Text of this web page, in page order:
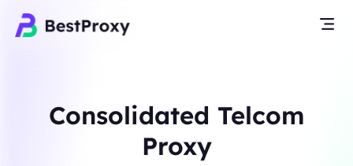
Consolidated Telcom
Proxy